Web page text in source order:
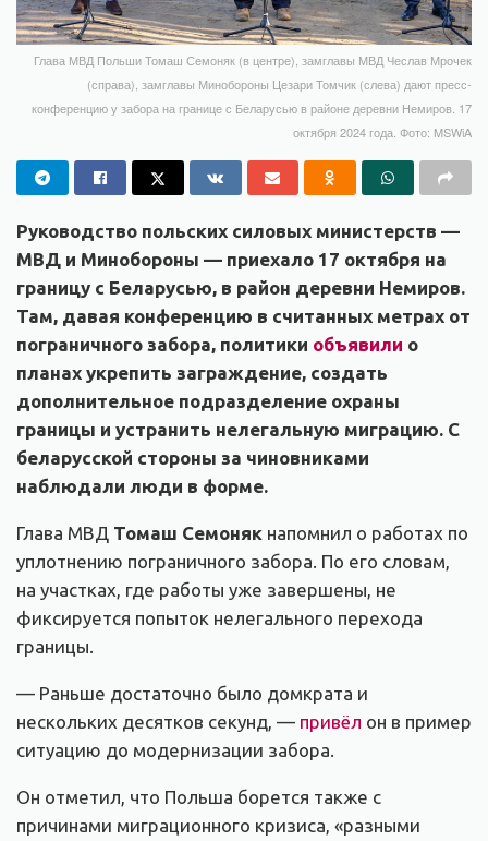
Глава МВД Польши Томаш Семоняк (в центре), замглавы МВД Чеслав Мрочек
(справа), замглавы Минобороны Цезари Томчик (слева) дают пресс-
конференцию у забора на границе с Беларусью в районе деревни Немиров. 17
октября 2024 года. Фото: MSWiA
Руководство польских силовых министерств —
МВД и Минобороны — приехало 17 октября на
границу с Беларусью, в район деревни Немиров.
Там, давая конференцию в считанных метрах от
пограничного забора, политики объявили о
планах укрепить заграждение, создать
дополнительное подразделение охраны
границы и устранить нелегальную миграцию. С
беларусской стороны за чиновниками
наблюдали люди в форме.
Глава МВД Томаш Семоняк напомнил о работах по
уплотнению пограничного забора. По его словам,
на участках, где работы уже завершены, не
фиксируется попыток нелегального перехода
границы.
— Раньше достаточно было домкрата и
нескольких десятков секунд, — привёл он в пример
ситуацию до модернизации забора.
Он отметил, что Польша борется также с
причинами миграционного кризиса, «разными